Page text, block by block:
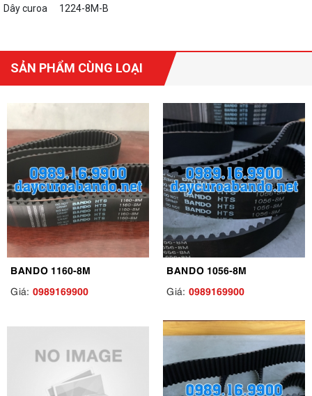
Dây curoa
1224-8M-B
SẢN PHẨM CÙNG LOẠI
BANDO 1160-8M
Giá: 0989169900
BANDO 1056-8M
Giá: 0989169900